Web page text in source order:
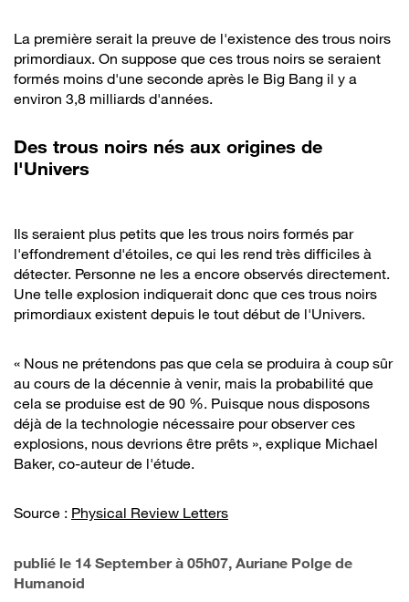
La première serait la preuve de l'existence des trous noirs
primordiaux. On suppose que ces trous noirs se seraient
formés moins d'une seconde après le Big Bang il y a
environ 3,8 milliards d'années.
Des trous noirs nés aux origines de
l'Univers
Ils seraient plus petits que les trous noirs formés par
l'effondrement d'étoiles, ce qui les rend très difficiles à
détecter. Personne ne les a encore observés directement.
Une telle explosion indiquerait donc que ces trous noirs
primordiaux existent depuis le tout début de l'Univers.
« Nous ne prétendons pas que cela se produira à coup sûr
au cours de la décennie à venir, mais la probabilité que
cela se produise est de 90 %. Puisque nous disposons
déjà de la technologie nécessaire pour observer ces
explosions, nous devrions être prêts », explique Michael
Baker, co-auteur de l'étude.
Source : Physical Review Letters
publié le 14 September à 05h07, Auriane Polge de
Humanoid